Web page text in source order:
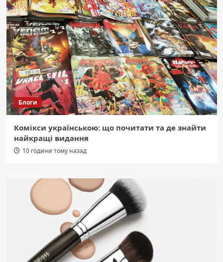
Блоги
Комікси українською: що почитати та де знайти
найкращі видання
10 години тому назад